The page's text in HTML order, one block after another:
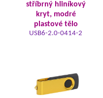
stříbrný hliníkový
kryt, modré
plastové tělo
USB6-2.0-0414-2